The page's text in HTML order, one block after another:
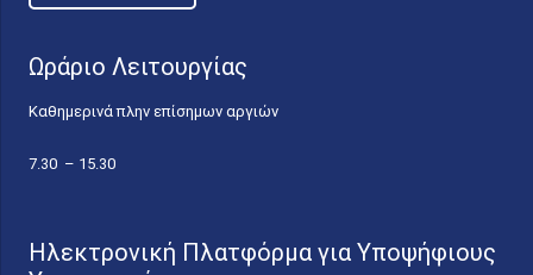
Ωράριο Λειτουργίας
Καθημερινά πλην επίσημων αργιών
7.30 – 15.30
Ηλεκτρονική Πλατφόρμα για Υποψήφιους